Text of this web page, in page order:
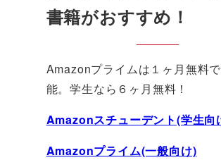
書籍がおすすめ！
Amazonプライムは１ヶ月無料
能。学生なら６ヶ月無料！
Amazonスチューデント(学生向
Amazonプライム(一般向け)